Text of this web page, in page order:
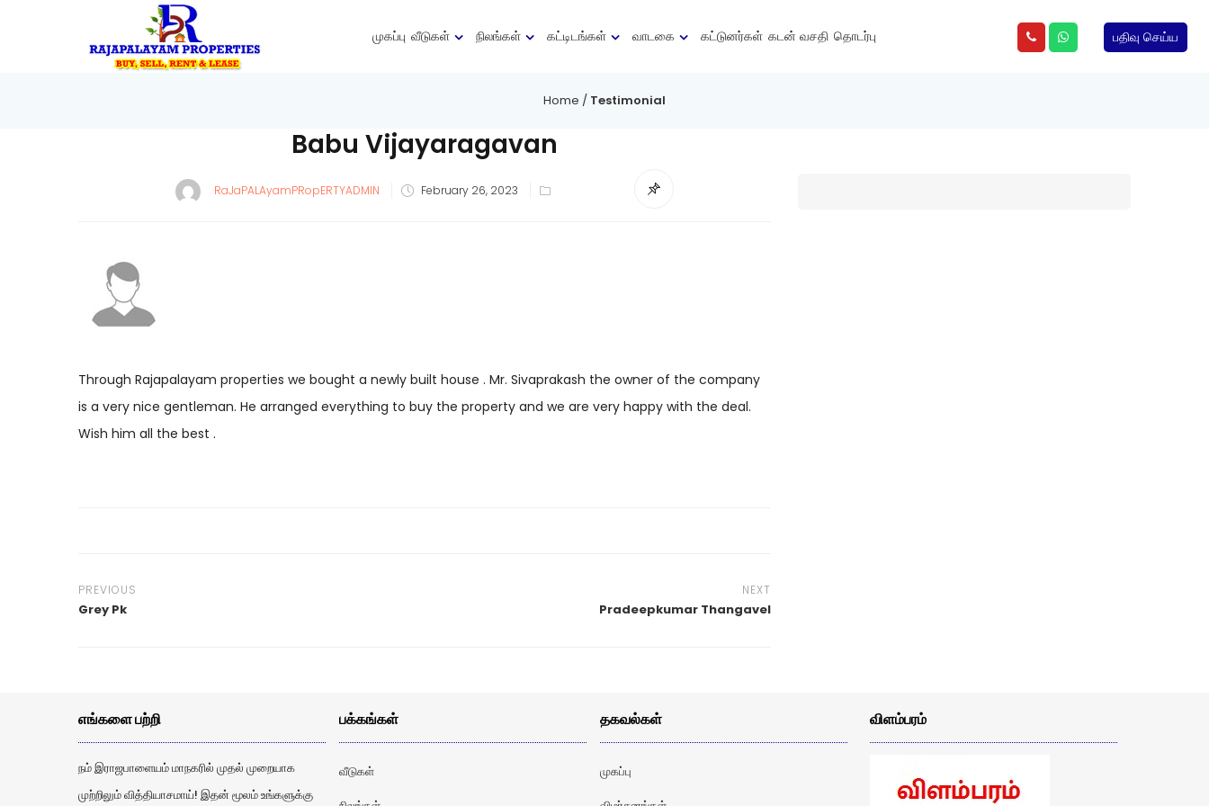
முகப்பு வீடுகள் நிலங்கள் கட்டிடங்கள் வாடகை கட்டுனர்கள் கடன் வசதி தொடர்பு பதிவு செய்ய
Home / Testimonial
Babu Vijayaragavan
RaJaPALAyamPRopERTYADMIN
Posted
February 26, 2023
Through Rajapalayam properties we bought a newly built house . Mr. Sivaprakash the owner of the company
is a very nice gentleman. He arranged everything to buy the property and we are very happy with the deal.
Wish him all the best .
PREVIOUS
Grey Pk
NEXT
Pradeepkumar Thangavel
எங்களை பற்றி
நம் இராஜபாளையம் மாநகரில் முதல் முறையாக
முற்றிலும் வித்தியாசமாய்! இதன் மூலம் உங்களுக்கு
பக்கங்கள்
வீடுகள்
தகவல்கள்
முகப்பு
விளம்பரம்